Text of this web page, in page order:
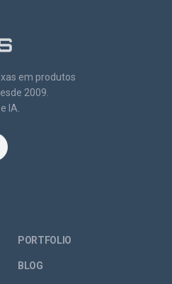
em produtos
2009.
IA.
PORTFOLIO
BLOG